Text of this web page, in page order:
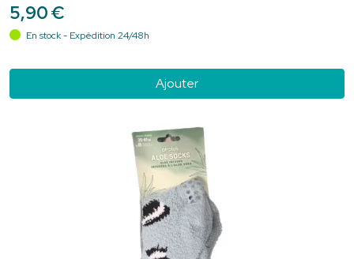
5,90€
En stock - Expédition 24/48h
Ajouter